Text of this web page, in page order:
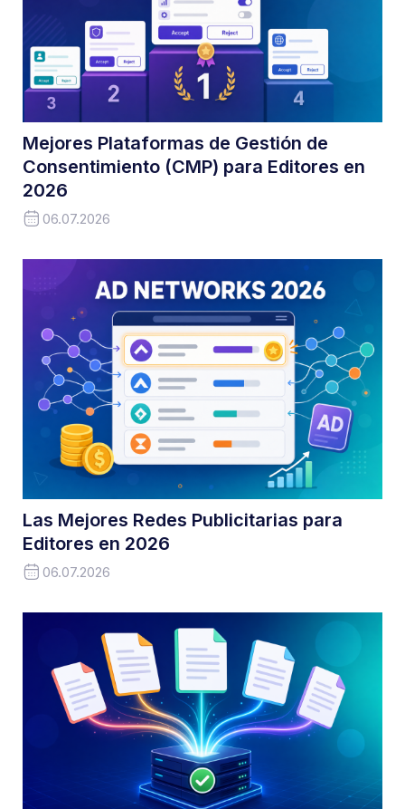
Mejores Plataformas de Gestión de
Consentimiento (CMP) para Editores en
2026
06.07.2026
Las Mejores Redes Publicitarias para
Editores en 2026
06.07.2026